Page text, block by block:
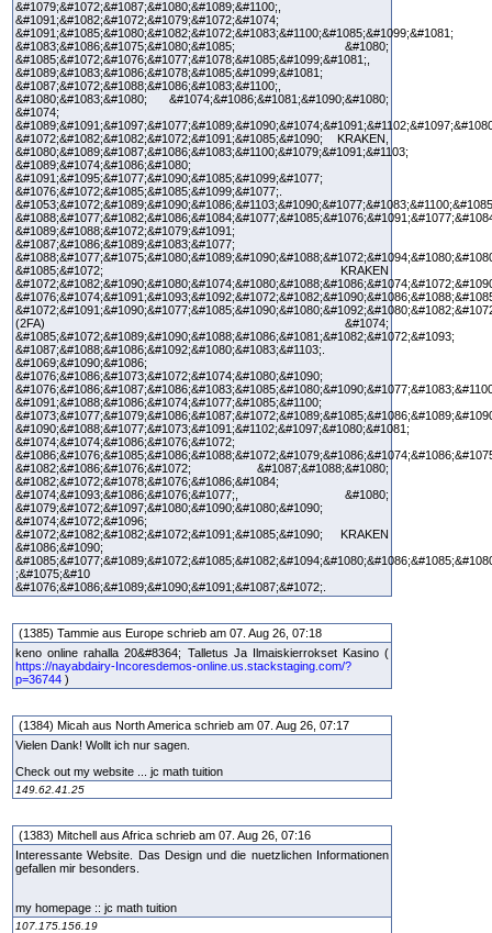
&#1079;&#1072;&#1087;&#1080;&#1089;&#1100;,
&#1091;&#1082;&#1072;&#1079;&#1072;&#1074;
&#1091;&#1085;&#1080;&#1082;&#1072;&#1083;&#1100;&#1085;&#1099;&#1081;
&#1083;&#1086;&#1075;&#1080;&#1085; &#1080;
&#1085;&#1072;&#1076;&#1077;&#1078;&#1085;&#1099;&#1081;,
&#1089;&#1083;&#1086;&#1078;&#1085;&#1099;&#1081;
&#1087;&#1072;&#1088;&#1086;&#1083;&#1100;,
&#1080;&#1083;&#1080; &#1074;&#1086;&#1081;&#1090;&#1080;
&#1074;
&#1072;&#1082;&#1082;&#1072;&#1091;&#1085;&#1090; KRAKEN,
&#1080;&#1089;&#1087;&#1086;&#1083;&#1100;&#1079;&#1091;&#1103;
&#1089;&#1074;&#1086;&#1080;
&#1091;&#1095;&#1077;&#1090;&#1085;&#1099;&#1077;
&#1076;&#1072;&#1085;&#1085;&#1099;&#1077;.
&#1089;&#1088;&#1072;&#1079;&#1091;
&#1087;&#1086;&#1089;&#1083;&#1077;
&#1085;&#1072; KRAKEN
(2FA) &#1074;
&#1085;&#1072;&#1089;&#1090;&#1088;&#1086;&#1081;&#1082;&#1072;&#1093;
&#1087;&#1088;&#1086;&#1092;&#1080;&#1083;&#1103;.
&#1069;&#1090;&#1086;
&#1076;&#1086;&#1073;&#1072;&#1074;&#1080;&#1090;
&#1091;&#1088;&#1086;&#1074;&#1077;&#1085;&#1100;
&#1090;&#1088;&#1077;&#1073;&#1091;&#1102;&#1097;&#1080;&#1081;
&#1074;&#1074;&#1086;&#1076;&#1072;
&#1082;&#1086;&#1076;&#1072; &#1087;&#1088;&#1080;
&#1082;&#1072;&#1078;&#1076;&#1086;&#1084;
&#1074;&#1093;&#1086;&#1076;&#1077;, &#1080;
&#1079;&#1072;&#1097;&#1080;&#1090;&#1080;&#1090;
&#1074;&#1072;&#1096;
&#1072;&#1082;&#1082;&#1072;&#1091;&#1085;&#1090; KRAKEN
&#1086;&#1090;
;&#1075;&#10
&#1076;&#1086;&#1089;&#1090;&#1091;&#1087;&#1072;.
(1385) Tammie aus Europe schrieb am 07. Aug 26, 07:18
keno online rahalla 20&#8364; Talletus Ja Ilmaiskierrokset Kasino (
https://nayabdairy-Incoresdemos-online.us.stackstaging.com/?
p=36744 )
(1384) Micah aus North America schrieb am 07. Aug 26, 07:17
Vielen Dank! Wollt ich nur sagen.
Check out my website ... jc math tuition
149.62.41.25
(1383) Mitchell aus Africa schrieb am 07. Aug 26, 07:16
Interessante Website. Das Design und die nuetzlichen Informationen
gefallen mir besonders.
my homepage :: jc math tuition
107.175.156.19